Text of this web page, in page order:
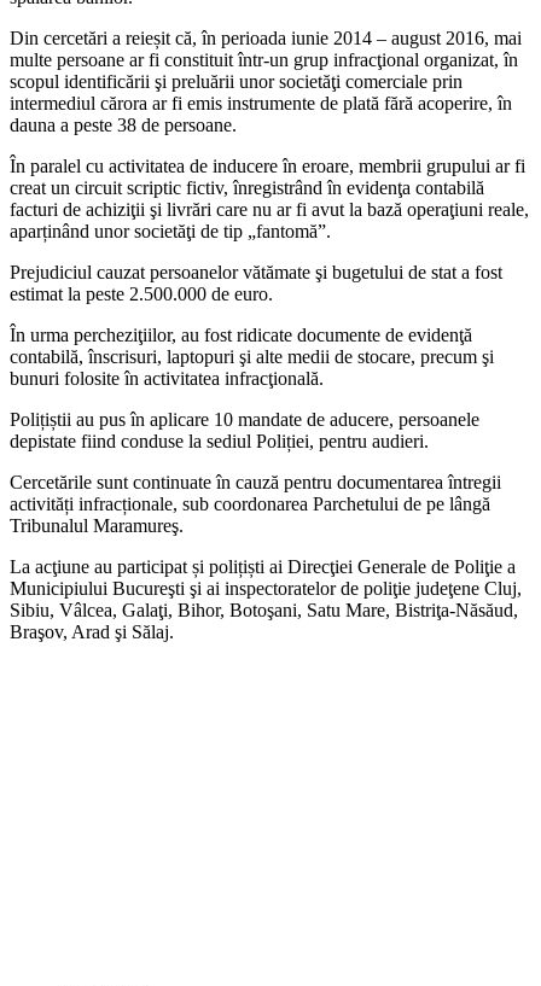
Din cercetări a reieșit că, în perioada iunie 2014 – august 2016, mai
multe persoane ar fi constituit într-un grup infracţional organizat, în
scopul identificării şi preluării unor societăţi comerciale prin
intermediul cărora ar fi emis instrumente de plată fără acoperire, în
dauna a peste 38 de persoane.
În paralel cu activitatea de inducere în eroare, membrii grupului ar fi
creat un circuit scriptic fictiv, înregistrând în evidenţa contabilă
facturi de achiziţii şi livrări care nu ar fi avut la bază operaţiuni reale,
aparținând unor societăţi de tip „fantomă”.
Prejudiciul cauzat persoanelor vătămate şi bugetului de stat a fost
estimat la peste 2.500.000 de euro.
În urma percheziţiilor, au fost ridicate documente de evidenţă
contabilă, înscrisuri, laptopuri şi alte medii de stocare, precum şi
bunuri folosite în activitatea infracţională.
Polițiștii au pus în aplicare 10 mandate de aducere, persoanele
depistate fiind conduse la sediul Poliției, pentru audieri.
Cercetările sunt continuate în cauză pentru documentarea întregii
activități infracționale, sub coordonarea Parchetului de pe lângă
Tribunalul Maramureş.
La acţiune au participat și polițiști ai Direcţiei Generale de Poliţie a
Municipiului Bucureşti şi ai inspectoratelor de poliţie judeţene Cluj,
Sibiu, Vâlcea, Galaţi, Bihor, Botoşani, Satu Mare, Bistriţa-Năsăud,
Braşov, Arad şi Sălaj.